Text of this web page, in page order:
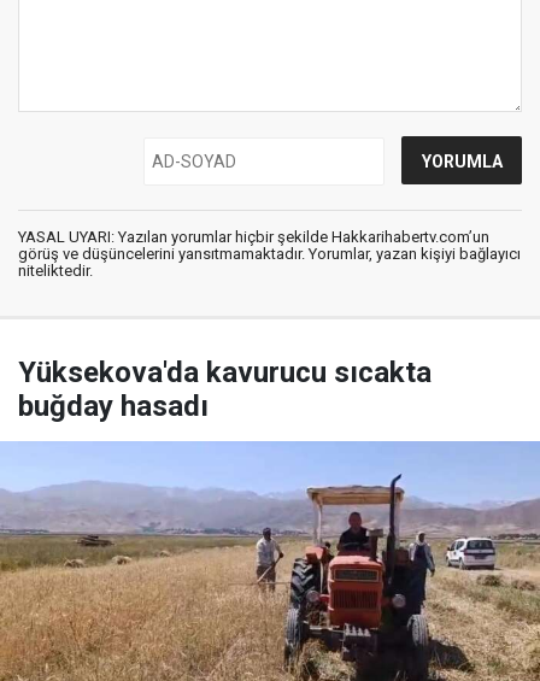
YASAL UYARI: Yazılan yorumlar hiçbir şekilde Hakkarihabertv.com’un
görüş ve düşüncelerini yansıtmamaktadır. Yorumlar, yazan kişiyi bağlayıcı
niteliktedir.
Yüksekova'da kavurucu sıcakta
buğday hasadı